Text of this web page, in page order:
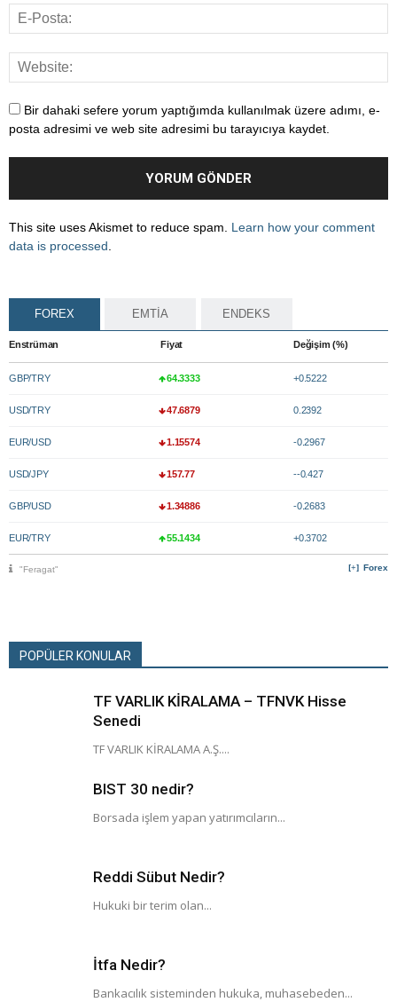
Bir dahaki sefere yorum yaptığımda kullanılmak üzere adımı, e-
posta adresimi ve web site adresimi bu tarayıcıya kaydet.
This site uses Akismet to reduce spam. Learn how your comment
data is processed
FOREX EMTİA ENDEKS
Enstrüman Fiyat Değişim (%)
GBP/TRY 64.3333 +0.5222
USD/TRY 47.6879 0.2392
EUR/USD 1.15574 -0.2967
USD/JPY 157.77 --0.427
GBP/USD 1.34886 -0.2683
EUR/TRY 55.1434 +0.3702
Forex
"Feragat"
POPÜLER KONULAR
TF VARLIK KİRALAMA – TFNVK Hisse
Senedi
TF VARLIK KİRALAMA A.Ş....
BIST 30 nedir?
Borsada işlem yapan yatırımcıların...
Reddi Sübut Nedir?
Hukuki bir terim olan...
İtfa Nedir?
Bankacılık sisteminden hukuka, muhasebeden...